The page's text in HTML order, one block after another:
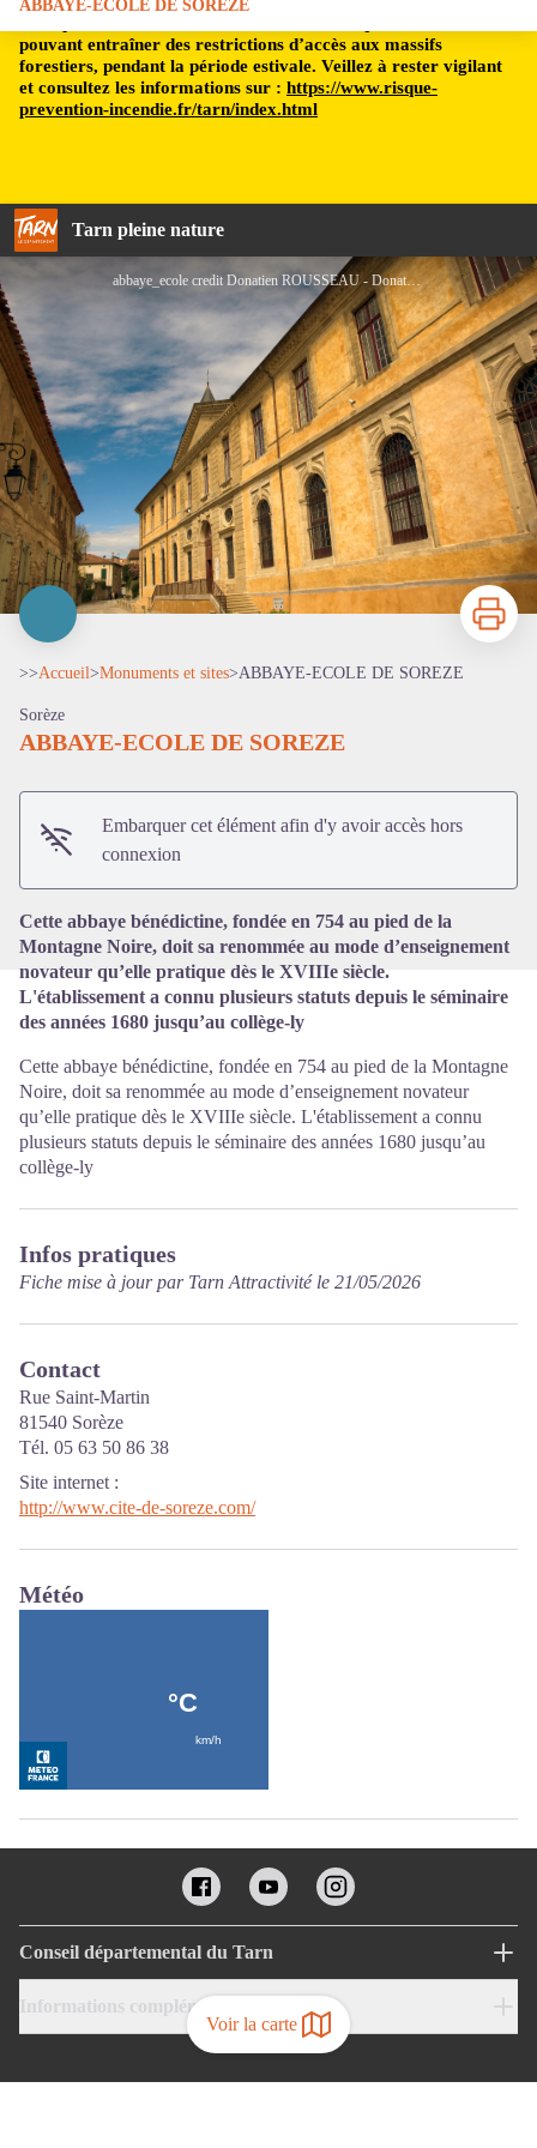
pouvant entraîner des restrictions d’accès aux massifs
forestiers, pendant la période estivale. Veillez à rester vigilant
et consultez les informations sur : https://www.risque-
prevention-incendie.fr/tarn/index.html
Tarn pleine nature
ABBAYE-ECOLE DE SOREZE
Voir la carte
abbaye_ecole credit Donatien ROUSSEAU - Donatien ROUSSEAU
Imprimer
>>Accueil>Monuments et sites>ABBAYE-ECOLE DE SOREZE
Sorèze
ABBAYE-ECOLE DE SOREZE
Embarquer cet élément afin d'y avoir accès hors
connexion
Cette abbaye bénédictine, fondée en 754 au pied de la
Montagne Noire, doit sa renommée au mode d’enseignement
novateur qu’elle pratique dès le XVIIIe siècle.
L'établissement a connu plusieurs statuts depuis le séminaire
des années 1680 jusqu’au collège-ly
Cette abbaye bénédictine, fondée en 754 au pied de la Montagne
Noire, doit sa renommée au mode d’enseignement novateur
qu’elle pratique dès le XVIIIe siècle. L'établissement a connu
plusieurs statuts depuis le séminaire des années 1680 jusqu’au
collège-ly
Infos pratiques
Fiche mise à jour par Tarn Attractivité le 21/05/2026
Contact
Rue Saint-Martin
81540 Sorèze
Tél. 05 63 50 86 38
Site internet :
http://www.cite-de-soreze.com/
Météo
Conseil départemental du Tarn
Informations complémentaires